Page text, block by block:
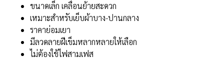
ขนาดเล็ก เคลื่อนย้ายสะดวก
เหมาะสำหรับเย็บผ้าบาง-ปานกลาง
ราคาย่อมเยา
มีลวดลายฝีเข็มหลากหลายให้เลือก
ไม่ต้องใช้ไฟสามเฟส